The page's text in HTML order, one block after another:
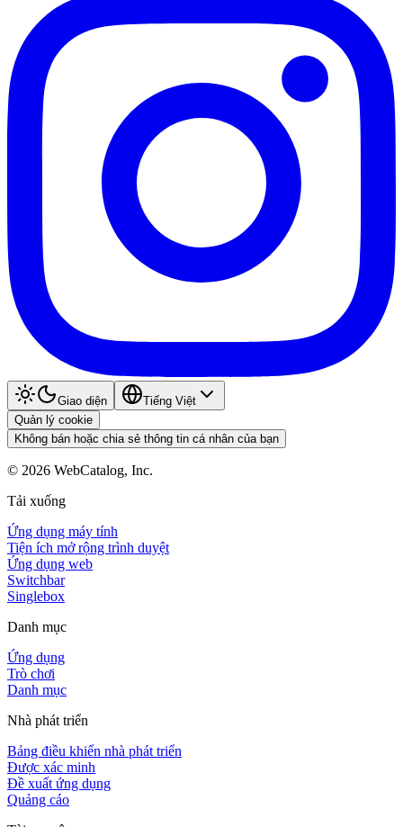
Giao diện
Tiếng Việt
Quản lý cookie
Không bán hoặc chia sẻ thông tin cá nhân của bạn
© 2026 WebCatalog, Inc.
Tải xuống
Ứng dụng máy tính
Tiện ích mở rộng trình duyệt
Ứng dụng web
Switchbar
Singlebox
Danh mục
Ứng dụng
Trò chơi
Danh mục
Nhà phát triển
Bảng điều khiển nhà phát triển
Được xác minh
Đề xuất ứng dụng
Quảng cáo